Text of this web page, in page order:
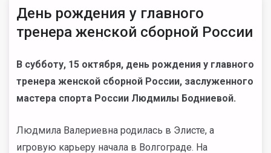
День рождения у главного
тренера женской сборной России
В субботу, 15 октября, день рождения у главного
тренера женской сборной России, заслуженного
мастера спорта России Людмилы Бодниевой.
Людмила Валериевна родилась в Элисте, а
игровую карьеру начала в Волгограде. На